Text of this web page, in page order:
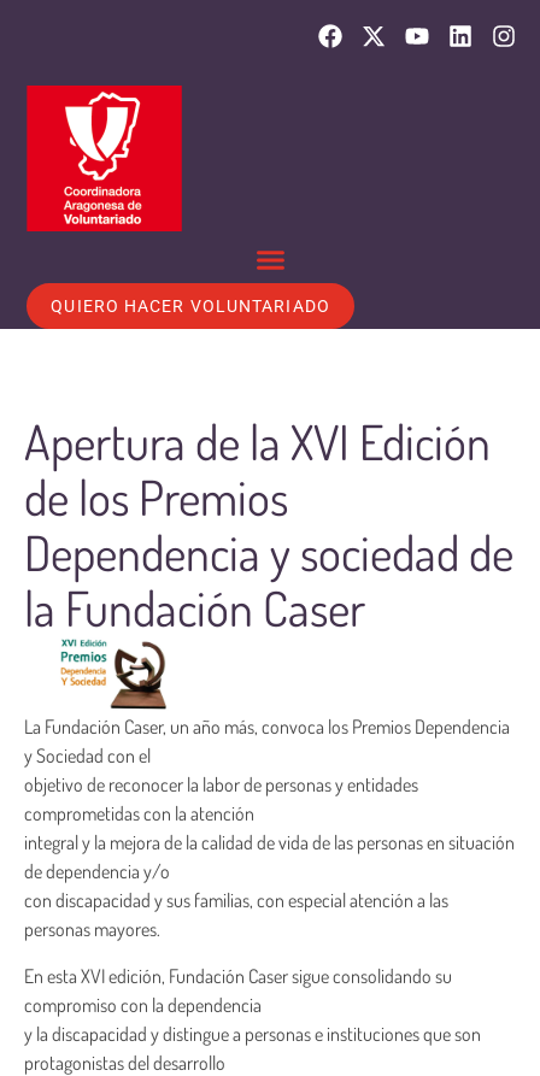
QUIERO HACER VOLUNTARIADO
Apertura de la XVI Edición
de los Premios
Dependencia y sociedad de
la Fundación Caser
La Fundación Caser, un año más, convoca los Premios Dependencia
y Sociedad con el
objetivo de reconocer la labor de personas y entidades
comprometidas con la atención
integral y la mejora de la calidad de vida de las personas en situación
de dependencia y/o
con discapacidad y sus familias, con especial atención a las
personas mayores.
En esta XVI edición, Fundación Caser sigue consolidando su
compromiso con la dependencia
y la discapacidad y distingue a personas e instituciones que son
protagonistas del desarrollo